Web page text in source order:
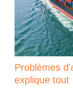
Problèmes
explique tout